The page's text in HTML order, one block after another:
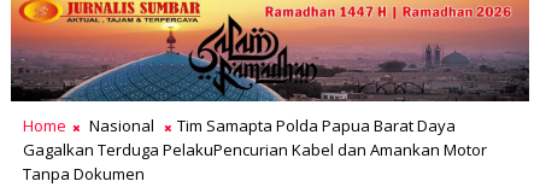
Home Nasional
Tim Samapta Polda Papua Barat Daya
Gagalkan Terduga PelakuPencurian Kabel dan Amankan Motor
Tanpa Dokumen